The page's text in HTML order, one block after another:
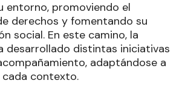
entorno, promoviendo el
derechos y fomentando su
social. En este camino, la
desarrollado distintas iniciativas
adaptándose a
contexto.